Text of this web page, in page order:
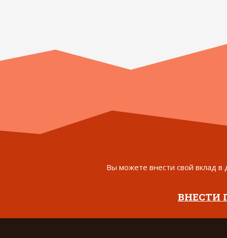
Вы можете внести свой вклад в
ВНЕСТИ